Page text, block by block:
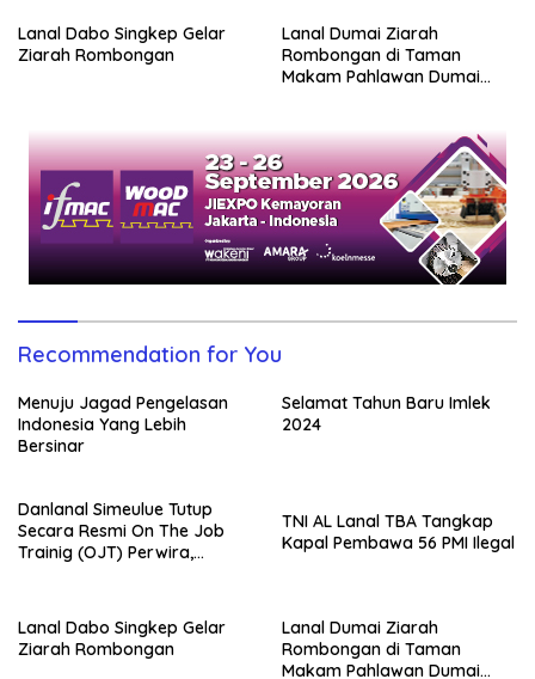
Lanal Dabo Singkep Gelar
Ziarah Rombongan
Lanal Dumai Ziarah
Rombongan di Taman
Makam Pahlawan Dumai
Recommendation for You
Menuju Jagad Pengelasan
Indonesia Yang Lebih
Bersinar
Selamat Tahun Baru Imlek
2024
Danlanal Simeulue Tutup
Secara Resmi On The Job
Trainig (OJT) Perwira,
TNI AL Lanal TBA Tangkap
Kapal Pembawa 56 PMI Ilegal
Lanal Dabo Singkep Gelar
Ziarah Rombongan
Lanal Dumai Ziarah
Rombongan di Taman
Makam Pahlawan Dumai